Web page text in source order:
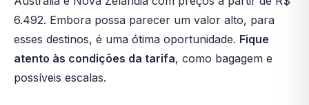
6.492. Embora possa parecer um valor alto, para
esses destinos, é uma ótima oportunidade. Fique
atento às condições da tarifa, como bagagem e
possíveis escalas.